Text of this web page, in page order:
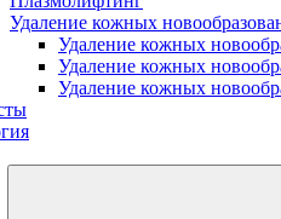
Удаление кожных
Удаление кожных
Удаление кожных
Удаление кожных